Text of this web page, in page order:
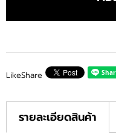
LikeShare
รายละเอียดสินค้า